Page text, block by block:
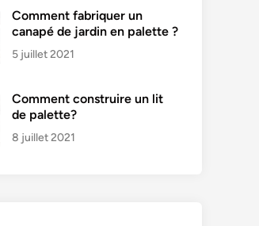
Comment fabriquer un
canapé de jardin en palette ?
5 juillet 2021
Comment construire un lit
de palette?
8 juillet 2021